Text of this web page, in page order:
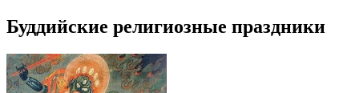
Буддийские религиозные праздники